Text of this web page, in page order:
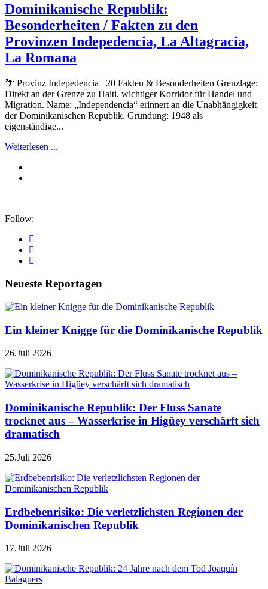
Dominikanische Republik:
Besonderheiten / Fakten zu den
Provinzen Indepedencia, La Altagracia,
La Romana
🌴 Provinz Indepedencia 20 Fakten & Besonderheiten Grenzlage:
Direkt an der Grenze zu Haiti, wichtiger Korridor für Handel und
Migration. Name: „Independencia“ erinnert an die Unabhängigkeit
der Dominikanischen Republik. Gründung: 1948 als
eigenständige...
Weiterlesen ...
Follow:
Neueste Reportagen
Ein kleiner Knigge für die Dominikanische Republik
26.Juli 2026
Dominikanische Republik: Der Fluss Sanate
trocknet aus – Wasserkrise in Higüey verschärft sich
dramatisch
25.Juli 2026
Erdbebenrisiko: Die verletzlichsten Regionen der
Dominikanischen Republik
17.Juli 2026